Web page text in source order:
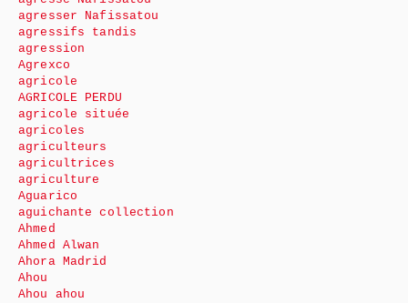
agresser Nafissatou
agressifs tandis
agression
Agrexco
agricole
AGRICOLE PERDU
agricole située
agricoles
agriculteurs
agricultrices
agriculture
Aguarico
aguichante collection
Ahmed
Ahmed Alwan
Ahora Madrid
Ahou
Ahou ahou